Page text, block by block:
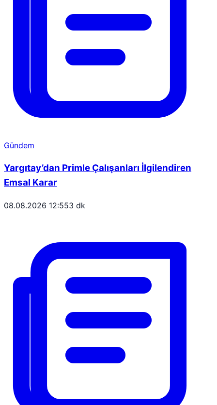
Gündem
Yargıtay’dan Primle Çalışanları İlgilendiren
Emsal Karar
08.08.2026 12:553 dk